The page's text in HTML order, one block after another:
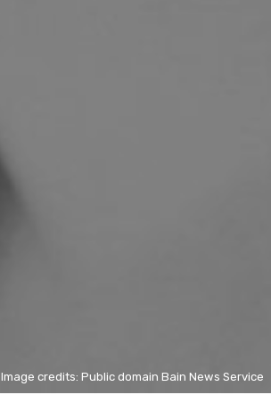
Image credits: Public domain Bain News Service